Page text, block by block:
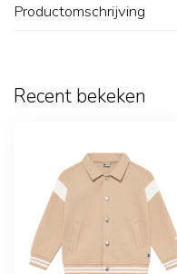
Productomschrijving
Recent bekeken